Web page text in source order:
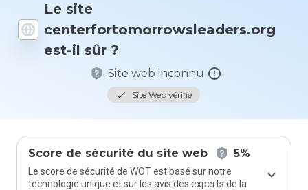
Le site
centerfortomorrowsleaders.org
est-il sûr ?
Site web inconnu
Site Web vérifié
Score de sécurité du site web 5%
Le score de sécurité de WOT est basé sur notre
technologie unique et sur les avis des experts de la